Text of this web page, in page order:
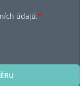
údajů.*